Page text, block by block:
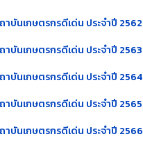
าบันเกษตรกรดีเด่น ประจำปี 2562
าบันเกษตรกรดีเด่น ประจำปี 2563
าบันเกษตรกรดีเด่น ประจำปี 2564
าบันเกษตรกรดีเด่น ประจำปี 2565
าบันเกษตรกรดีเด่น ประจำปี 2566